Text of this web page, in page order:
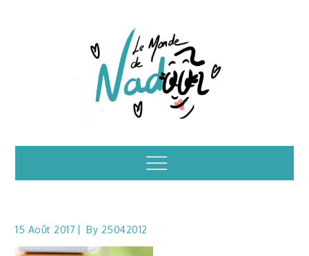
Illustrations – le
monde de Nadoo
Menu
15 Août 2017 By 25042012